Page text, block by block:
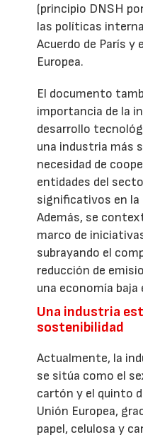
(principio DNSH
las políticas
Acuerdo de París y
Europea.
El documento
importancia de la
desarrollo
una industria más
necesidad de
entidades del
significativos en la
Además, se
marco de
subrayando el
reducción de
una economía baja
Una industria
sostenibilidad
Actualmente, la
se sitúa como el
cartón y el quinto
Unión Europea,
papel, celulosa y